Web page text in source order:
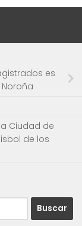
es
Ciudad de
de los